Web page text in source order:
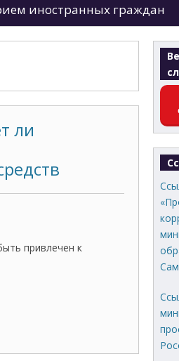
иностранных граждан
ли
привлечен к